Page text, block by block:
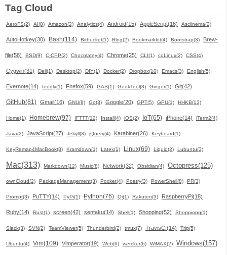
Tag Cloud
AeroFS(2) AI(8) Amazon(2) Analytics(4) Android(15) AppleScript(16) Asciinema(2)
AutoHotkey(30) Bash(114) Bitbucket(1) Blog(2) Bookmarklet(4) Bootstrap(3) Brew-
file(58) BSD(9) C-CPP(2) Chocolatey(4) Chrome(25) CLI(1) coLinux(2) CSS(4)
Cygwin(31) Dell(1) Desktop(2) DIY(1) Docker(2) Dropbox(10) Emacs(3) English(5)
Evernote(14) feedly(1) Firefox(59) GAS(1) GeekTool(3) Ginger(1) Git(42)
GitHub(81) Gmail(16) GNU(8) Go(3) Google(20) GPT(5) GPU(1) HHKB(13)
Home(1) Homebrew(97) IFTTT(12) Install(4) iOS(2) IoT(65) iPhone(14) iTerm2(4)
Java(2) JavaScript(27) Jekyll(3) jQuery(4) Karabiner(26) Keyboard(1)
KeyRemap4MacBook(8) Kramdown(1) Latex(1) Linux(69) Liquid(2) Lubuntu(3)
Mac(313) Markdown(12) Music(8) Network(32) Obsidian(4) Octopress(125)
ownCloud(2) PackageManagement(3) Pocket(4) Poetry(3) PowerShell(8) PR(3)
Prompt(3) PuTTY(14) PyPi(1) Python(76) Qi(1) Rakuten(3) RaspberryPi(18)
Ruby(14) Rust(1) screen(42) sentaku(14) Shell(1) Shopping(52) Shoppiong(1)
Slack(3) SVN(2) TeamViewer(5) Thunderbird(2) tmux(7) TravisCI(14) Trip(5)
Ubuntu(4) Vim(109) Vimperator(19) Web(6) wercker(6) WiMAX(2) Windows(157)